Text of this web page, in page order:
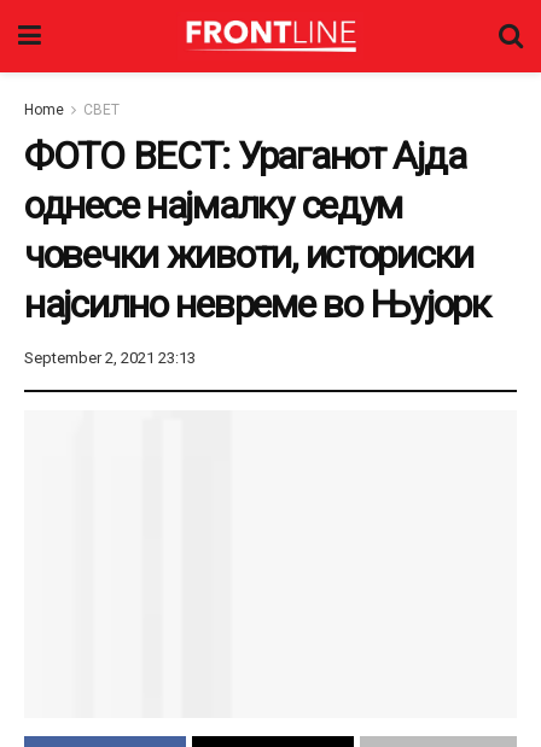
Home СВЕТ
ФОТО ВЕСТ: Ураганот Ајда
однесе најмалку седум
човечки животи, историски
најсилно невреме во Њујорк
September 2, 2021 23:13